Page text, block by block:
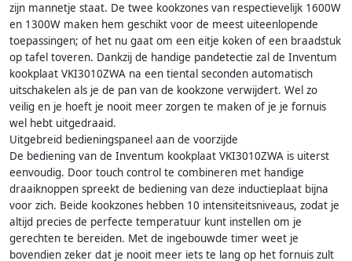
zijn mannetje staat. De twee kookzones van respectievelijk 1600W
en 1300W maken hem geschikt voor de meest uiteenlopende
toepassingen; of het nu gaat om een eitje koken of een braadstuk
op tafel toveren. Dankzij de handige pandetectie zal de Inventum
kookplaat VKI3010ZWA na een tiental seconden automatisch
uitschakelen als je de pan van de kookzone verwijdert. Wel zo
veilig en je hoeft je nooit meer zorgen te maken of je je fornuis
wel hebt uitgedraaid.
Uitgebreid bedieningspaneel aan de voorzijde
De bediening van de Inventum kookplaat VKI3010ZWA is uiterst
eenvoudig. Door touch control te combineren met handige
draaiknoppen spreekt de bediening van deze inductieplaat bijna
voor zich. Beide kookzones hebben 10 intensiteitsniveaus, zodat je
altijd precies de perfecte temperatuur kunt instellen om je
gerechten te bereiden. Met de ingebouwde timer weet je
bovendien zeker dat je nooit meer iets te lang op het fornuis zult